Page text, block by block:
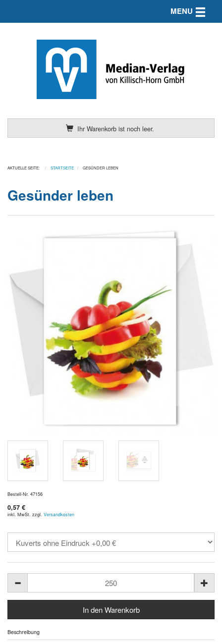
Ihr Warenkorb ist noch leer.
MENU Toggle
AKTUELLE SEITE: STARTSEITE GESÜNDER LEBEN
Gesünder leben
Bestell-Nr. 47156
0,57 €
inkl. MwSt. zzgl. Versandkosten
Beschreibung